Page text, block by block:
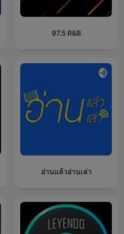
97.5 R&B
อ่านแล้วอ่านเล่า